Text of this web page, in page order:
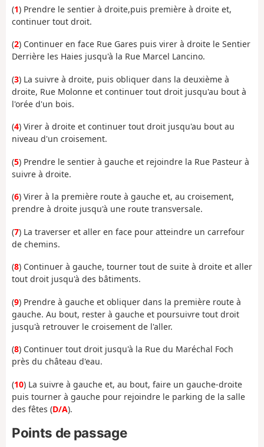
(1) Prendre le sentier à droite,puis première à droite et,
continuer tout droit.
(2) Continuer en face Rue Gares puis virer à droite le Sentier
Derrière les Haies jusqu'à la Rue Marcel Lancino.
(3) La suivre à droite, puis obliquer dans la deuxième à
droite, Rue Molonne et continuer tout droit jusqu'au bout à
l'orée d'un bois.
(4) Virer à droite et continuer tout droit jusqu'au bout au
niveau d'un croisement.
(5) Prendre le sentier à gauche et rejoindre la Rue Pasteur à
suivre à droite.
(6) Virer à la première route à gauche et, au croisement,
prendre à droite jusqu'à une route transversale.
(7) La traverser et aller en face pour atteindre un carrefour
de chemins.
(8) Continuer à gauche, tourner tout de suite à droite et aller
tout droit jusqu'à des bâtiments.
(9) Prendre à gauche et obliquer dans la première route à
gauche. Au bout, rester à gauche et poursuivre tout droit
jusqu'à retrouver le croisement de l'aller.
(8) Continuer tout droit jusqu'à la Rue du Maréchal Foch
près du château d'eau.
(10) La suivre à gauche et, au bout, faire un gauche-droite
puis tourner à gauche pour rejoindre le parking de la salle
des fêtes (D/A).
Points de passage